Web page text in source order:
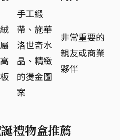
手工緞
帶、施華
洛世奇水
晶、精緻
的燙金圖
案
非常重要的
親友或商業
夥伴
禮物盒推薦